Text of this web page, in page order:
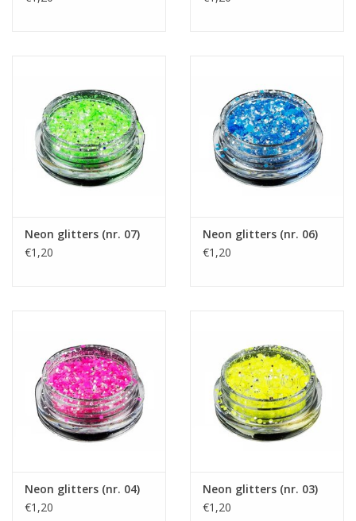
Neon glitters (nr. 07)
€1,20
Neon glitters (nr. 06)
€1,20
Neon glitters (nr. 04)
€1,20
Neon glitters (nr. 03)
€1,20